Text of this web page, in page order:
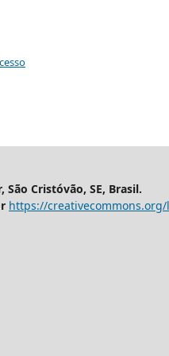
São Cristóvão, SE, Brasil.
https://